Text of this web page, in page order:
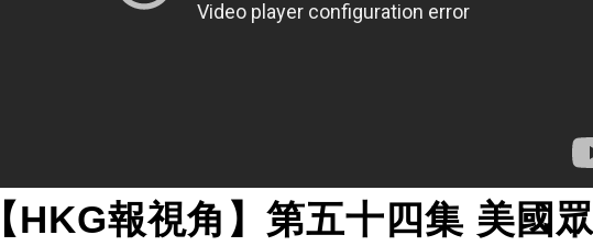
【HKG報視角】第五十四集 美國眾